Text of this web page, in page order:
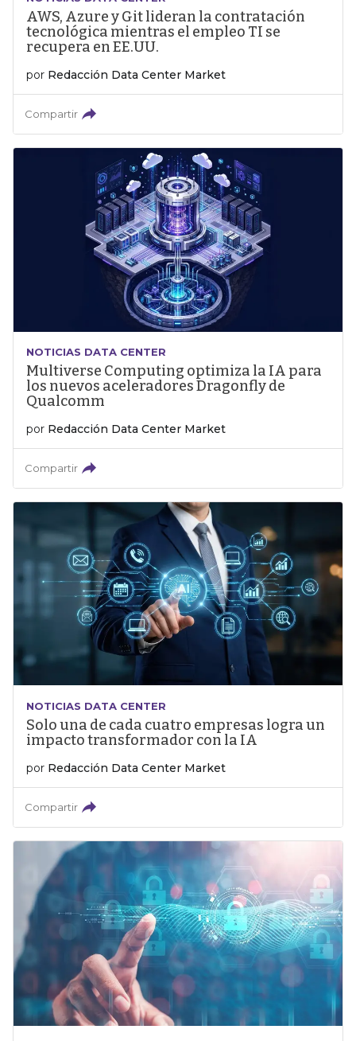
AWS, Azure y Git lideran la contratación
tecnológica mientras el empleo TI se
recupera en EE.UU.
por Redacción Data Center Market
Compartir
NOTICIAS DATA CENTER
Multiverse Computing optimiza la IA para
los nuevos aceleradores Dragonfly de
Qualcomm
por Redacción Data Center Market
Compartir
NOTICIAS DATA CENTER
Solo una de cada cuatro empresas logra un
impacto transformador con la IA
por Redacción Data Center Market
Compartir